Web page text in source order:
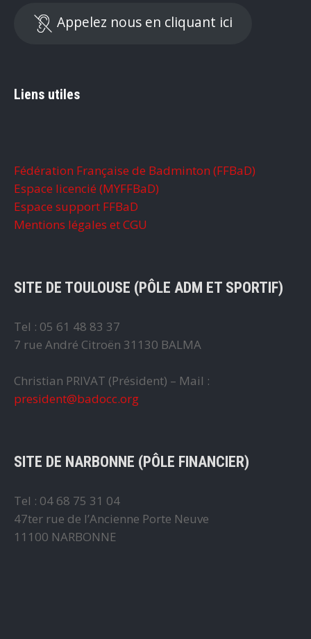
Appelez nous en cliquant ici
Liens utiles
Fédération Française de Badminton (FFBaD)
Espace licencié (MYFFBaD)
Espace support FFBaD
Mentions légales et CGU
SITE DE TOULOUSE (PÔLE ADM ET SPORTIF)
Tel : 05 61 48 83 37
7 rue André Citroën 31130 BALMA
Christian PRIVAT (Président) – Mail :
president@badocc.org
SITE DE NARBONNE (PÔLE FINANCIER)
Tel : 04 68 75 31 04
47ter rue de l’Ancienne Porte Neuve
11100 NARBONNE